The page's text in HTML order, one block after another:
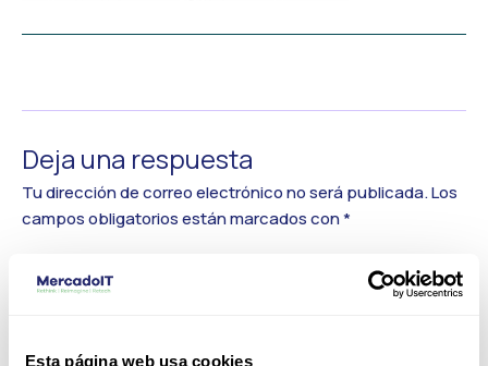
Esta página web usa cookies
Deja una respuesta
Tu dirección de correo electrónico no será publicada.Los
campos obligatorios están marcados con*
Comentario